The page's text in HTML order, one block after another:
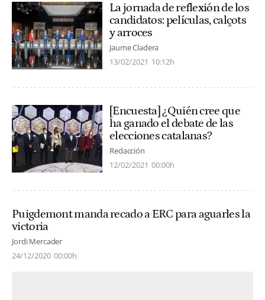
La jornada de reflexión de los
candidatos: películas, calçots
y arroces
Jaume Cladera
13/02/2021 10:12h
[Encuesta] ¿Quién cree que
ha ganado el debate de las
elecciones catalanas?
Redacción
12/02/2021 00:00h
Puigdemont manda recado a ERC para aguarles la
victoria
Jordi Mercader
24/12/2020 00:00h